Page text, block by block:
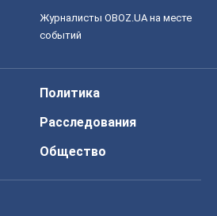
Журналисты OBOZ.UA на месте
событий
Политика
Расследования
Общество